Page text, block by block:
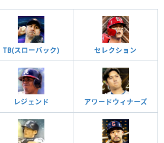
TB(スローバック) セレクション
レジェンド アワードウィナーズ